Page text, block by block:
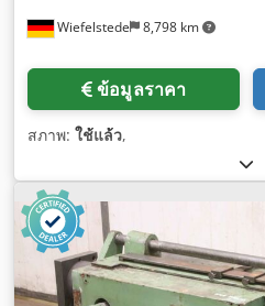
Wiefelstede 8,798 km
ข้อมูลราคา
สภาพ: ใช้แล้ว,